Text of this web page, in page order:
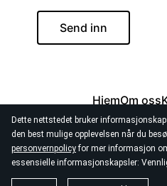
Dette nettstedet bruker
den best mulige opplevelsen når du
personvernpolicyfor mer informasjon
essensielle informasjonskapsler:
Send inn
HjemOm oss
© 2026